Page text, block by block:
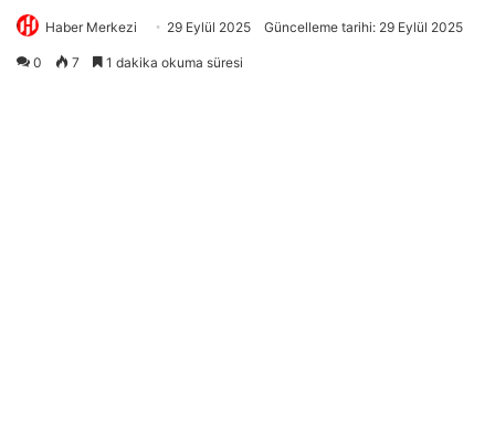
Haber Merkezi 29 Eylül 2025 Güncelleme tarihi: 29 Eylül 2025
0 7 1 dakika okuma süresi